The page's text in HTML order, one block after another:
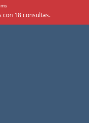
con 18 consultas.